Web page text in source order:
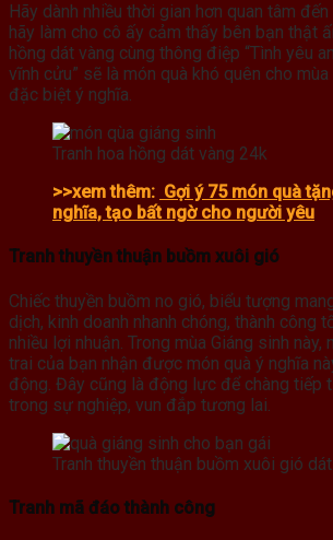
Hãy dành nhiều thời gian hơn quan tâm
hãy làm cho cô ấy cảm thấy bên bạn thật
hồng dát vàng cùng thông điệp “Tình yêu
vĩnh cửu” sẽ là món quà khó quên cho
đặc biệt ý nghĩa.
Tranh hoa hồng dát vàng 24k
>>xem thêm: Gợi ý 75 món quà
nghĩa, tạo bất ngờ cho người yêu
Tranh thuyền thuận buồm xuôi gió
Chiếc thuyền buồm no gió, biểu tượng
dịch, kinh doanh nhanh chóng, thành công
nhiều lợi nhuận. Trong mùa Giáng sinh này,
trai của bạn nhận được món quà ý nghĩa
động. Đây cũng là động lực để chàng tiếp
trong sự nghiệp, vun đắp tương lai.
Tranh thuyền thuận buồm xuôi gió
Tranh mã đáo thành công